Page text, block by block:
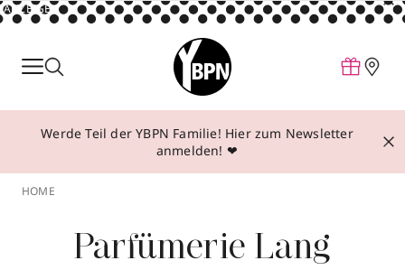
ANZEIGE
Parfum
Make-up
Behandlungen
Über YBPN
Werde Teil der YBPN Familie! Hier zum Newsletter
anmelden! ❤
HOME
Parfümerie Lang